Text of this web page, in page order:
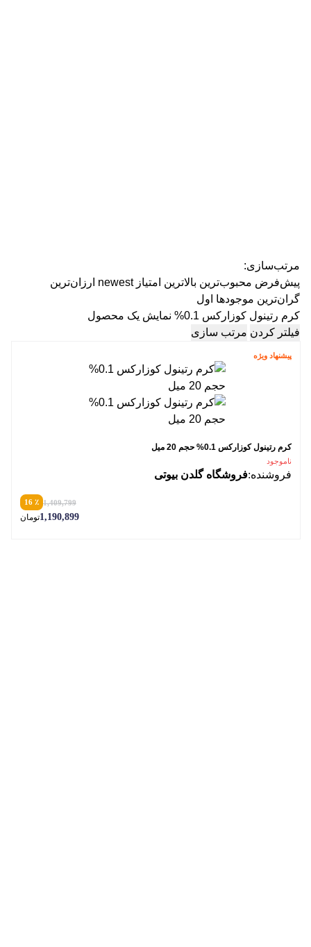
مرتب‌سازی:
پیش‌فرض محبوب‌ترین بالاترین امتیاز newest ارزان‌ترین
گران‌ترین موجودها اول
کرم رتینول کوزارکس 0.1%
نمایش یک محصول
فیلتر کردن مرتب سازی
پیشنهاد ویژه
کرم رتینول کوزارکس 0.1% حجم 20 میل
ناموجود
فروشنده:فروشگاه گلدن بیوتی
1,409,799 ٪ 16
1,190,899تومان